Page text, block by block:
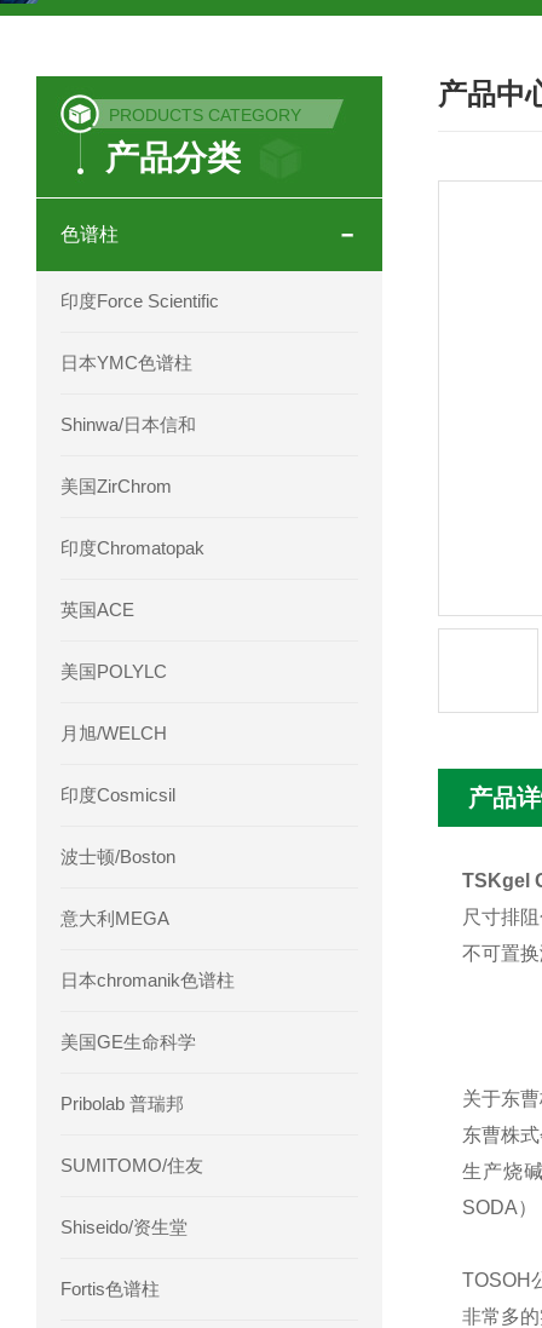
COSMOSIL 1.8PBr五溴苯基色谱柱
菟丝子 柠檬黄色谱柱
印度Force Scientific Rubitas色谱柱
PRODUCTS CATEGORY
产品分类
色谱柱
印度Force Scientific
日本YMC色谱柱
Shinwa/日本信和
美国ZirChrom
印度Chromatopak
英国ACE
美国POLYLC
月旭/WELCH
印度Cosmicsil
波士顿/Boston
意大利MEGA
日本chromanik色谱柱
美国GE生命科学
Pribolab 普瑞邦
SUMITOMO/住友
Shiseido/资生堂
Fortis色谱柱
产品中
产品
TSKgel
尺寸排
不可置
关于东
东曹株
生产烧
SODA
TOSOH
非常多